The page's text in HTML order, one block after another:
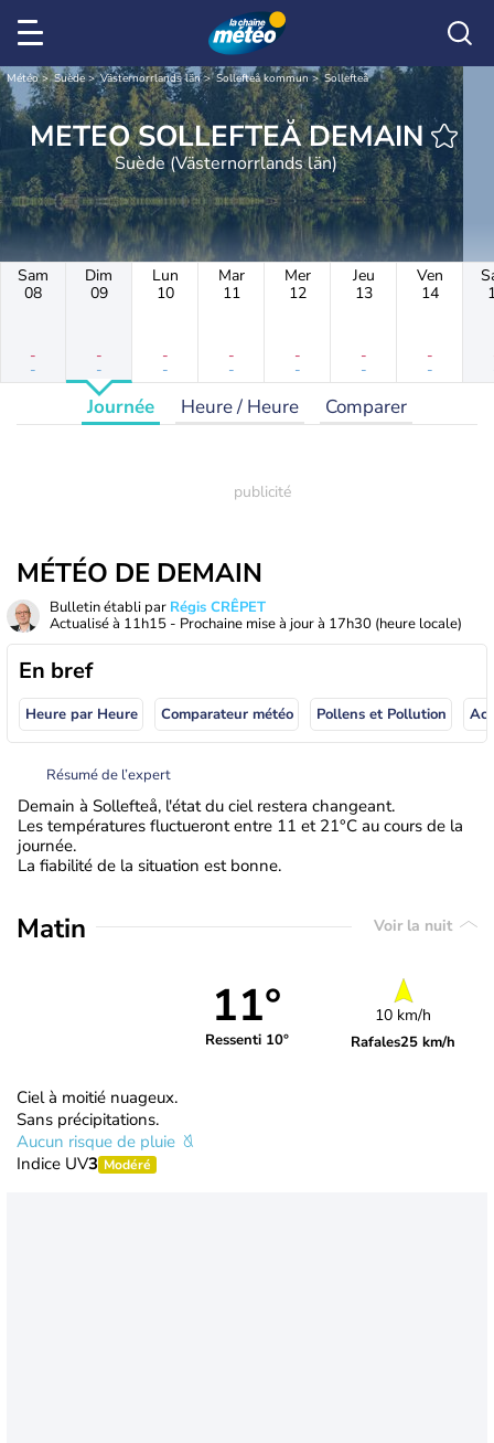
Météo Suède Västernorrlands län Sollefteå kommun Sollefteå
METEO SOLLEFTEÅ DEMAIN
Suède (Västernorrlands län)
Sam
08
-
-
Dim
09
-
-
Lun
10
-
-
Mar
11
-
-
Mer
12
-
-
Jeu
13
-
-
Ven
14
-
-
Journée Heure / Heure Comparer
MÉTÉO DE DEMAIN
Bulletin établi par Régis CRÊPET
Actualisé à 11h15 - Prochaine mise à jour à 17h30 (heure locale)
En bref
Heure par Heure Comparateur météo Pollens et Pollution
Résumé de l’expert
Demain à Sollefteå, l'état du ciel restera changeant.
Les températures fluctueront entre 11 et 21°C au cours de la
journée.
La fiabilité de la situation est bonne.
Matin Voir la nuit
11°
Ressenti 10°
10 km/h
Rafales25 km/h
Ciel à moitié nuageux.
Sans précipitations.
Aucun risque de pluie
Indice UV3 Modéré